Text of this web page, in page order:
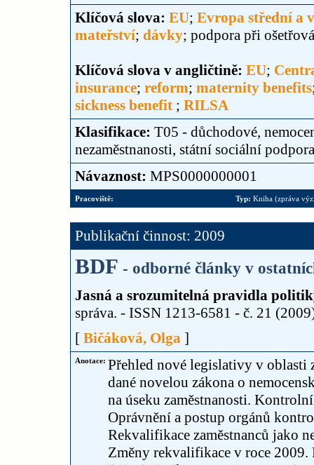
Klíčová slova: EU; Evropa střední a
mateřství; dávky; podpora při
Klíčová slova v angličtině: EU;
insurance; reform; maternity benefits
sickness benefit ; RILSA
Klasifikace: T05 - důchodové,
nezaměstnanosti, státní sociální podpora
Návaznost: MPS0000000001
Pracoviště: Typ: Kniha (zpráva
Publikační činnost: 2009
BDF - odborné články v
Jasná a srozumitelná pravidla
správa. - ISSN 1213-6581 - č. 21
[ Bičáková, Olga ]
Anotace: Přehled nové legislativy v oblasti
dané novelou zákona o
na úseku zaměstnanosti.
Oprávnění a postup orgánů
Rekvalifikace zaměstnanců jako
Změny rekvalifikace v roce